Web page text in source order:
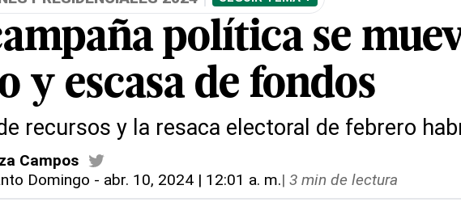
política se
y escasa de fondos
recursos y la resaca electoral de febrero
Campos
Domingo - abr. 10, 2024 | 12:01 a. m.| 3 min de lectura